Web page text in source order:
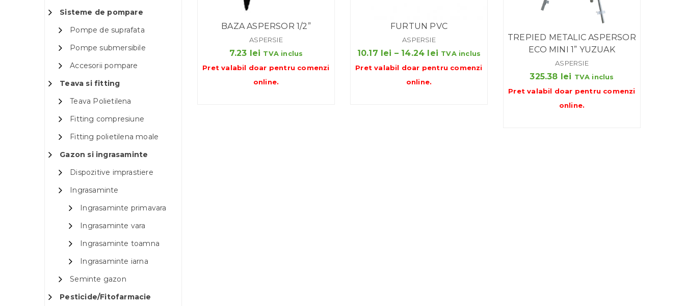
Sisteme de pompare
Pompe de suprafata
Pompe submersibile
Accesorii pompare
Teava si fitting
Teava Polietilena
Fitting compresiune
Fitting polietilena moale
Gazon si ingrasaminte
Dispozitive imprastiere
Ingrasaminte
Ingrasaminte primavara
Ingrasaminte vara
Ingrasaminte toamna
Ingrasaminte iarna
Seminte gazon
Pesticide/Fitofarmacie
BAZA ASPERSOR 1/2”
ASPERSIE
7.23 lei TVA inclus
Pret valabil doar pentru comenzi
online.
FURTUN PVC
ASPERSIE
10.17 lei – 14.24 leiInterval
de
TVA inclus
Pret valabil doar pentru comenzi
online.
TREPIED METALIC ASPERSOR
ECO MINI 1” YUZUAK
ASPERSIE
325.38 lei TVA inclus
Pret valabil doar pentru comenzi
online.